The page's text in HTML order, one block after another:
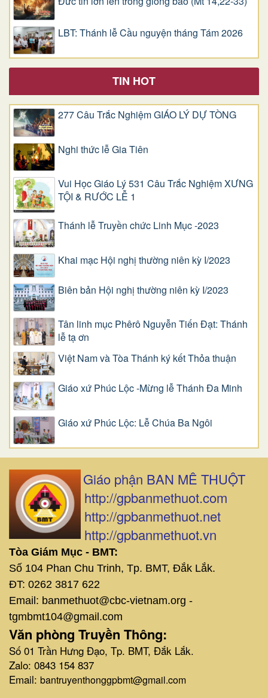
LBT: Thánh lễ Cầu nguyện tháng Tám 2026
TIN HOT
277 Câu Trắc Nghiệm GIÁO LÝ DỰ TÒNG
Nghi thức lễ Gia Tiên
Vui Học Giáo Lý 531 Câu Trắc Nghiệm XƯNG
TỘI & RƯỚC LỄ 1
Thánh lễ Truyền chức Linh Mục -2023
Khai mạc Hội nghị thường niên kỳ I/2023
Biên bản Hội nghị thường niên kỳ I/2023
Tân linh mục Phêrô Nguyễn Tiến Đạt: Thánh
lễ tạ ơn
Việt Nam và Tòa Thánh ký kết Thỏa thuận
Giáo xứ Phúc Lộc -Mừng lễ Thánh Đa Minh
Giáo xứ Phúc Lộc: Lễ Chúa Ba Ngôi
Giáo phận BAN MÊ THUỘT
http://gpbanmethuot.com
http://gpbanmethuot.net
http://gpbanmethuot.vn
Tòa Giám Mục - BMT:
Số 104 Phan Chu Trinh, Tp. BMT, Đắk Lắk.
ĐT: 0262 3817 622
Email: banmethuot@cbc-vietnam.org -
tgmbmt104@gmail.com
Văn phòng Truyền Thông:
Số 01 Trần Hưng Đạo, Tp. BMT, Đắk Lắk.
Zalo: 0843 154 837
Email: bantruyenthonggpbmt@gmail.com